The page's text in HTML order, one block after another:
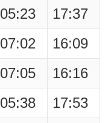
05:23
17:37
07:02
16:09
07:05
16:16
05:38
17:53